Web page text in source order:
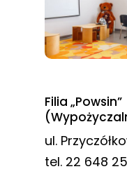
Filia „Powsin”
ul.
tel. 22 648